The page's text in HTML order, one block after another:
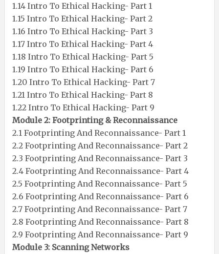
1.14 Intro To Ethical Hacking- Part 1
1.15 Intro To Ethical Hacking- Part 2
1.16 Intro To Ethical Hacking- Part 3
1.17 Intro To Ethical Hacking- Part 4
1.18 Intro To Ethical Hacking- Part 5
1.19 Intro To Ethical Hacking- Part 6
1.20 Intro To Ethical Hacking- Part 7
1.21 Intro To Ethical Hacking- Part 8
1.22 Intro To Ethical Hacking- Part 9
Module 2: Footprinting & Reconnaissance
2.1 Footprinting And Reconnaissance- Part 1
2.2 Footprinting And Reconnaissance- Part 2
2.3 Footprinting And Reconnaissance- Part 3
2.4 Footprinting And Reconnaissance- Part 4
2.5 Footprinting And Reconnaissance- Part 5
2.6 Footprinting And Reconnaissance- Part 6
2.7 Footprinting And Reconnaissance- Part 7
2.8 Footprinting And Reconnaissance- Part 8
2.9 Footprinting And Reconnaissance- Part 9
Module 3: Scanning Networks